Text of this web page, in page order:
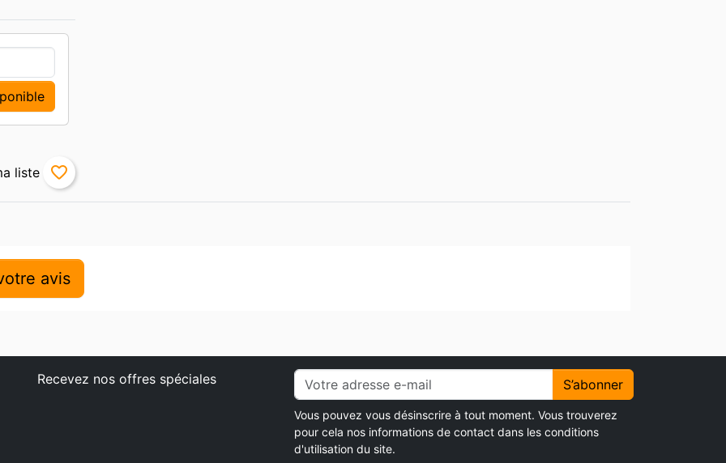
favorite_border
avis
Recevez nos offres spéciales S’abonner
Vous pouvez vous désinscrire à tout moment. Vous trouverez
pour cela nos informations de contact dans les conditions
d'utilisation du site.